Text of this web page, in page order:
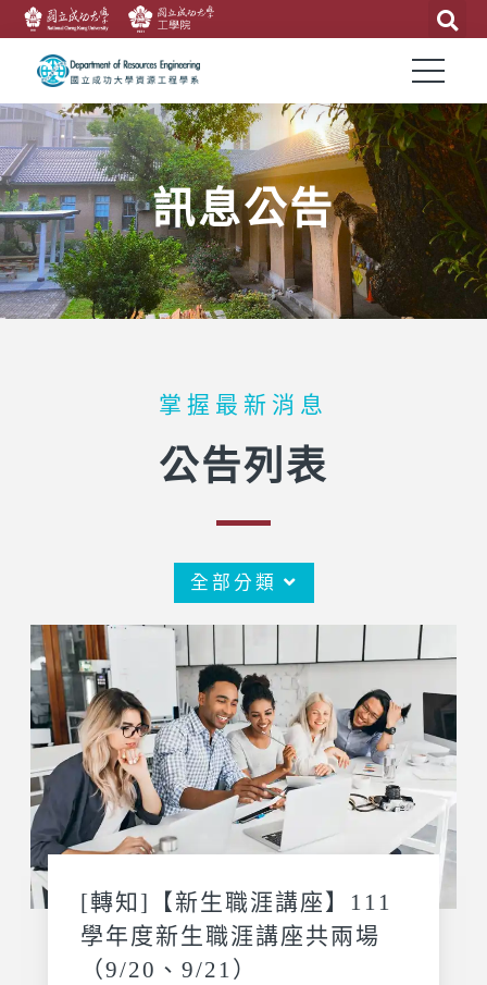
訊息公告
掌握最新消息
公告列表
全部分類
[轉知]【新生職涯講座】111
學年度新生職涯講座共兩場
（9/20、9/21）